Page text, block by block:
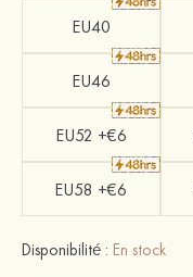
EU40
EU46
EU52 +€6
EU58 +€6
Disponibilité : En stock